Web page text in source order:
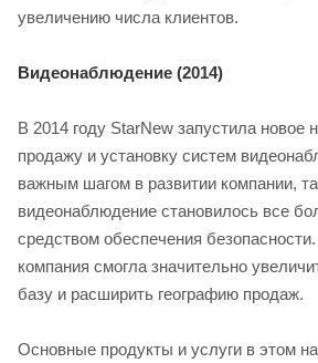
увеличению числа клиентов.
Видеонаблюдение (2014)
В 2014 году StarNew запустила новое
продажу и установку систем
важным шагом в развитии компании,
видеонаблюдение становилось все
средством обеспечения
компания смогла значительно
базу и расширить географию продаж.
Основные продукты и услуги в этом